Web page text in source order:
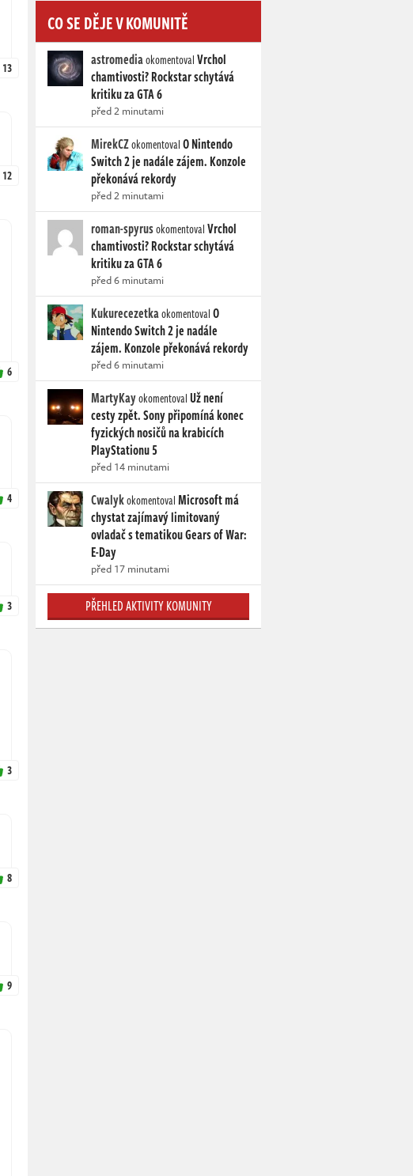
13
12
6
4
3
3
8
9
CO SE DĚJE V KOMUNITĚ
astromediaokomentovalVrchol
chamtivosti? Rockstar schytává
kritiku za GTA 6
před 2 minutami
MirekCZokomentovalO Nintendo
Switch 2 je nadále zájem. Konzole
překonává rekordy
před 2 minutami
roman-spyrusokomentovalVrchol
chamtivosti? Rockstar schytává
kritiku za GTA 6
před 6 minutami
KukurecezetkaokomentovalO
Nintendo Switch 2 je nadále
zájem. Konzole překonává rekordy
před 6 minutami
MartyKayokomentovalUž není
cesty zpět. Sony připomíná konec
fyzických nosičů na krabicích
PlayStationu 5
před 14 minutami
CwalykokomentovalMicrosoft má
chystat zajímavý limitovaný
ovladač s tematikou Gears of War:
E-Day
před 17 minutami
PŘEHLED AKTIVITY KOMUNITY